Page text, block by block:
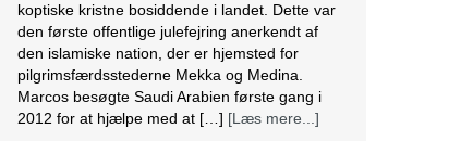
koptiske kristne bosiddende i landet. Dette var
den første offentlige julefejring anerkendt af
den islamiske nation, der er hjemsted for
pilgrimsfærdsstederne Mekka og Medina.
Marcos besøgte Saudi Arabien første gang i
2012 for at hjælpe med at […] [Læs mere...]